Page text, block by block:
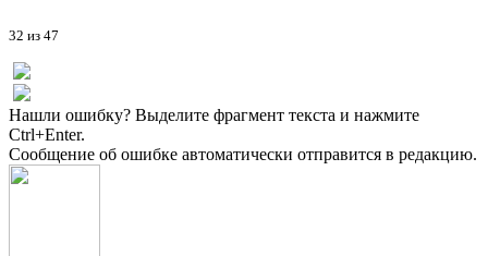
32 из 47
Нашли ошибку? Выделите фрагмент текста и нажмите
Ctrl+Enter.
Сообщение об ошибке автоматически отправится в редакцию.